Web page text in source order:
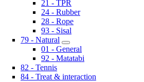
21 - TPR
24 - Rubber
28 - Rope
93 - Sisal
79 - Natural
01 - General
92 - Matatabi
82 - Tennis
84 - Treat & interaction